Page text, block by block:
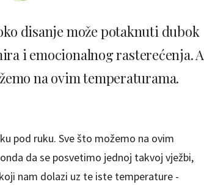
disanje može potaknuti dubok
i emocionalnog rasterećenja. A
na ovim temperaturama.
pod ruku. Sve što možemo na ovim
da se posvetimo jednoj takvoj vježbi,
nam dolazi uz te iste temperature -